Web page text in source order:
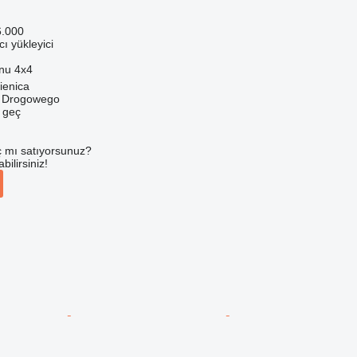
yükleyici
4x4
geç
satıyorsunuz?